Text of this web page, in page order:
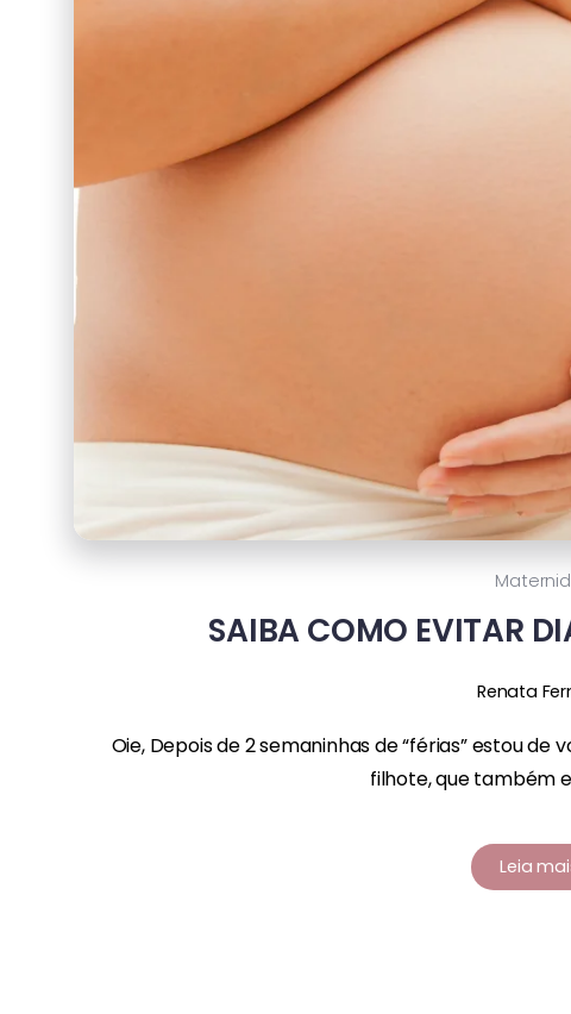
SAIBA COMO EVITAR
Renata
Oie, Depois de 2 semaninhas de “férias” estou
filhote, que também
Leia